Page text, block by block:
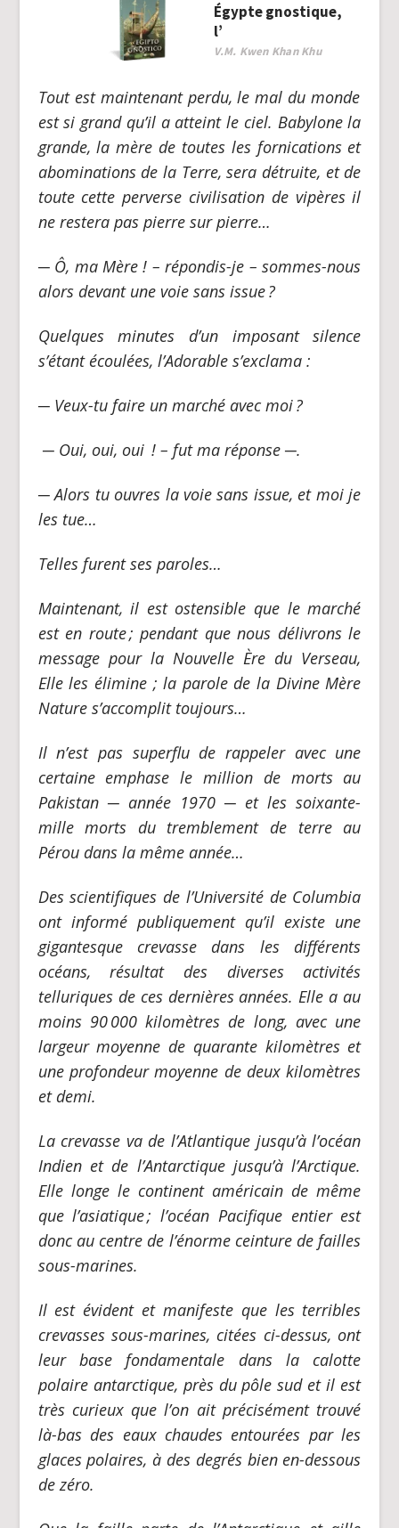
Égypte gnostique,
l’
V.M. Kwen Khan Khu
Tout est maintenant perdu, le mal du monde
est si grand qu’il a atteint le ciel. Babylone la
grande, la mère de toutes les fornications et
abominations de la Terre, sera détruite, et de
toute cette perverse civilisation de vipères il
ne restera pas pierre sur pierre…
─Ô, ma Mère ! – répondis-je – sommes-nous
alors devant une voie sans issue?
Quelques minutes d’un imposant silence
s’étant écoulées, l’Adorable s’exclama :
─Veux-tu faire un marché avec moi?
─ Oui, oui, oui ! – fut ma réponse ─.
─ Alors tu ouvres la voie sans issue, et moi je
les tue…
Telles furent ses paroles…
Maintenant, il est ostensible que le marché
est en route; pendant que nous délivrons le
message pour la Nouvelle Ère du Verseau,
Elle les élimine ; la parole de la Divine Mère
Nature s’accomplit toujours…
Il n’est pas superflu de rappeler avec une
certaine emphase le million de morts au
Pakistan ─année 1970─ et les soixante-
mille morts du tremblement de terre au
Pérou dans la même année…
Des scientifiques de l’Université de Columbia
ont informé publiquement qu’il existe une
gigantesque crevasse dans les différents
océans, résultat des diverses activités
telluriques de ces dernières années. Elle a au
moins 90000 kilomètres de long, avec une
largeur moyenne de quarante kilomètres et
une profondeur moyenne de deux kilomètres
et demi.
La crevasse va de l’Atlantique jusqu’à l’océan
Indien et de l’Antarctique jusqu’à l’Arctique.
Elle longe le continent américain de même
que l’asiatique; l’océan Pacifique entier est
donc au centre de l’énorme ceinture de failles
sous-marines.
Il est évident et manifeste que les terribles
crevasses sous-marines, citées ci-dessus, ont
leur base fondamentale dans la calotte
polaire antarctique, près du pôle sud et il est
très curieux que l’on ait précisément trouvé
là-bas des eaux chaudes entourées par les
glaces polaires, à des degrés bien en-dessous
de zéro.